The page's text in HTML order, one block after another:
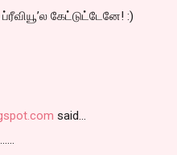
கேட்டுட்டேனே! :)
said…